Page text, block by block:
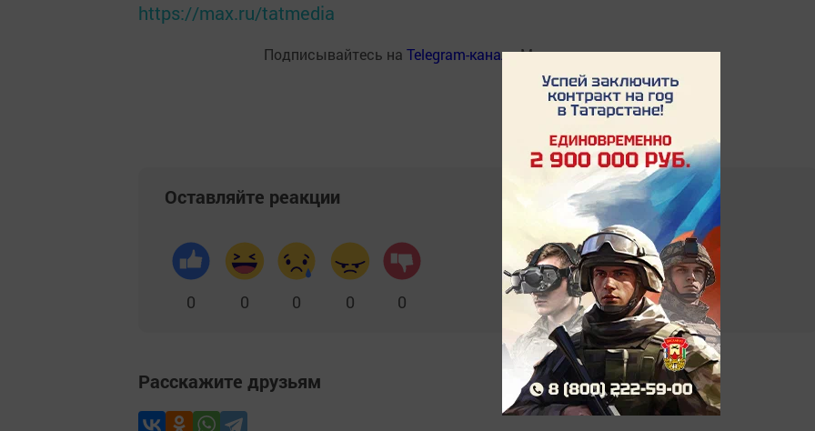
https://max.ru/tatmedia
Подписывайтесь на Telegram-канал«Менделеевские новости»
Оставляйте реакции
0 0 0 0 0
Расскажите друзьям